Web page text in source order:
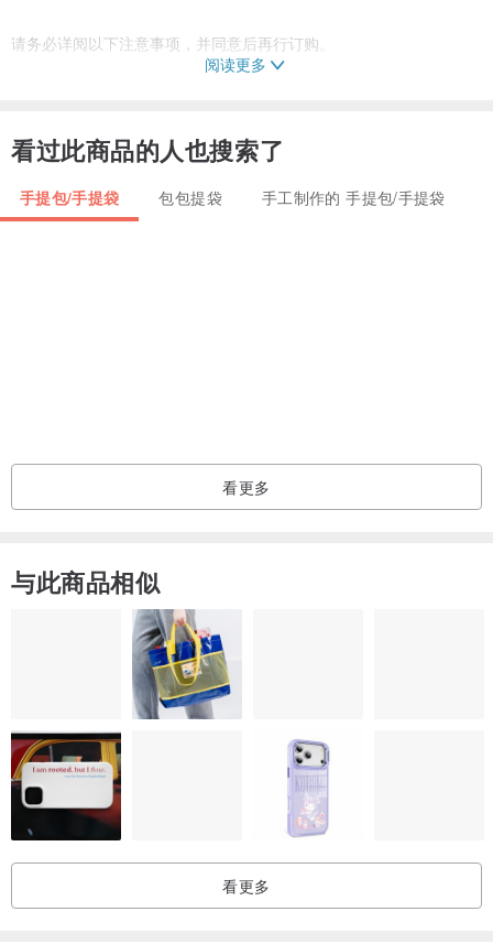
请务必详阅以下注意事项，并同意后再行订购。
------------------------------------------------
且皆为实物。
商品售出后恕不接受退换货。若有任何疑虑，请务必透过消息提出。
商品同时于多个网站贩售，订购前请务必联系确认库存。
所有商品皆为鉴定后确认的正品。
阅读更多
看过此商品的人也搜索了
手提包/手提袋 包包提袋 手工制作的 手提包/手提袋
看更多
与此商品相似
看更多